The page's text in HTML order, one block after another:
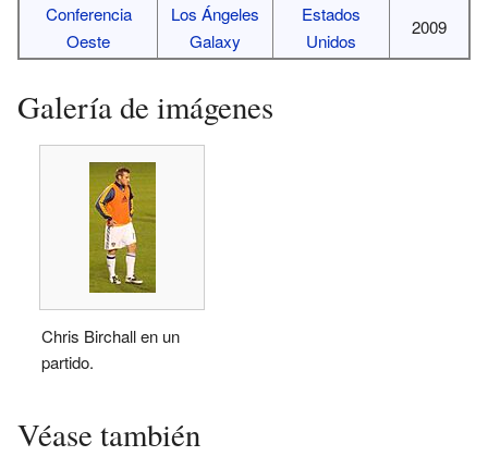
Conferencia
Oeste
Los Ángeles
Galaxy
Estados
Unidos
2009
Galería de imágenes
Chris Birchall en un
partido.
Véase también